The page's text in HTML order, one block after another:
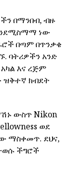
በማንበብ, ብዙ
ነው
በጣም በጥንቃቄ
ባትሪዎችን አንድ
እና ረጅም
ዝቅተኛ ክብደት
ውስጥ Nikon
ወደ
ማስቀመጥ. ደህና,
ችግሮች